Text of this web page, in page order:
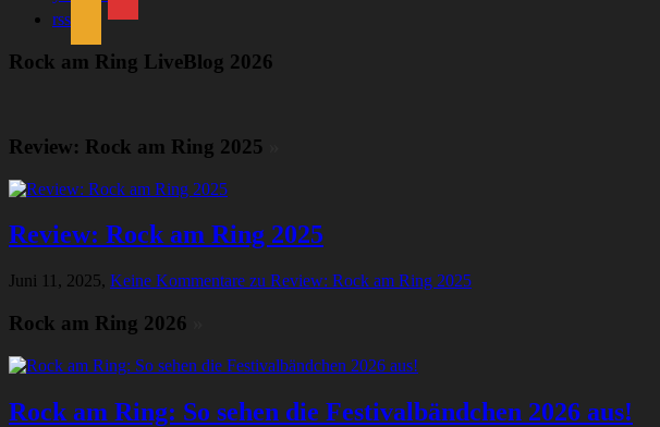
rss
Rock am Ring LiveBlog 2026
Review: Rock am Ring 2025
Review: Rock am Ring 2025
Juni 11, 2025, Keine Kommentare zu Review: Rock am Ring 2025
Rock am Ring 2026
Rock am Ring: So sehen die Festivalbändchen 2026 aus!